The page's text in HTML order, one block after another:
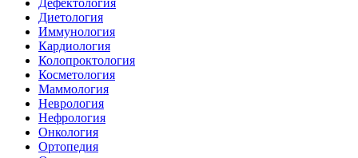
Диетология
Иммунология
Кардиология
Колопроктология
Косметология
Маммология
Неврология
Нефрология
Онкология
Ортопедия